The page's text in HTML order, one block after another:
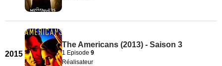
2015
The Americans (2013) - Saison 3
1 Episode 9
Réalisateur